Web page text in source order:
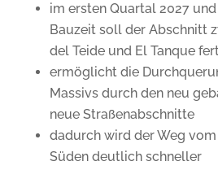
im ersten Quartal 2027
Bauzeit soll der Abschnitt
del Teide und El Tanque
ermöglicht die
Massivs durch den neu
neue Straßenabschnitte
dadurch wird der Weg
Süden deutlich schneller